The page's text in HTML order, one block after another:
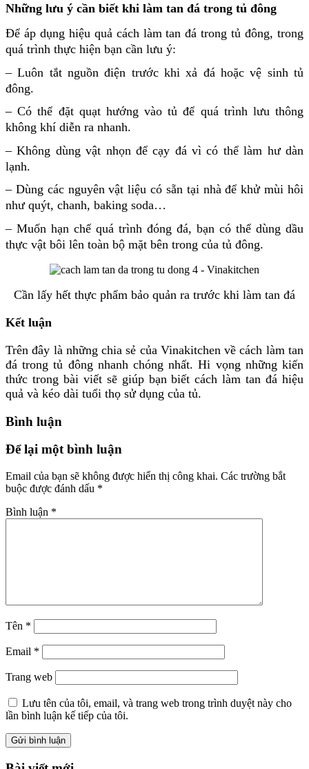
Những lưu ý cần biết khi làm tan đá trong tủ đông
Để áp dụng hiệu quả cách làm tan đá trong tủ đông, trong
quá trình thực hiện bạn cần lưu ý:
– Luôn tắt nguồn điện trước khi xả đá hoặc vệ sinh tủ
đông.
– Có thể đặt quạt hướng vào tủ để quá trình lưu thông
không khí diễn ra nhanh.
– Không dùng vật nhọn để cạy đá vì có thể làm hư dàn
lạnh.
– Dùng các nguyên vật liệu có sẵn tại nhà để khử mùi hôi
như quýt, chanh, baking soda…
– Muốn hạn chế quá trình đóng đá, bạn có thể dùng dầu
thực vật bôi lên toàn bộ mặt bên trong của tủ đông.
Cần lấy hết thực phẩm bảo quản ra trước khi làm tan đá
Kết luận
Trên đây là những chia sẻ của Vinakitchen vềcách làm tan
đá trong tủ đông nhanh chóng nhất. Hi vọng những kiến
thức trong bài viết sẽ giúp bạn biết cách làm tan đá hiệu
quả và kéo dài tuổi thọ sử dụng của tủ.
Bình luận
Để lại một bình luận
Email của bạn sẽ không được hiển thị công khai. Các trường bắt
buộc được đánh dấu *
Bình luận *
Tên *
Email *
Trang web
Lưu tên của tôi, email, và trang web trong trình duyệt này cho
lần bình luận kế tiếp của tôi.